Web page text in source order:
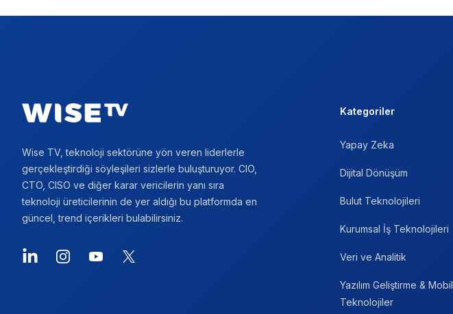
Wise TV, teknoloji sektörüne yön veren liderlerle
gerçekleştirdiği söyleşileri sizlerle buluşturuyor. CIO,
CTO, CISO ve diğer karar vericilerin yanı sıra
teknoloji üreticilerinin de yer aldığı bu platformda en
güncel, trend içerikleri bulabilirsiniz.
LinkedInInstagramYouTube
X
Kategoriler
Yapay Zeka
Dijital Dönüşüm
Bulut Teknolojileri
Kurumsal İş Teknolojileri
Veri ve Analitik
Yazılım Geliştirme & Mobil
Teknolojiler